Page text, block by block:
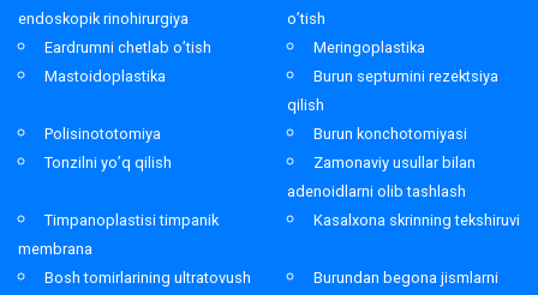
endoskopik rinohirurgiya
o’tish
Eardrumni chetlab o’tish
Meringoplastika
Mastoidoplastika
Burun septumini rezektsiya
qilish
Polisinototomiya
Burun konchotomiyasi
Tonzilni yo’q qilish
Zamonaviy usullar bilan
adenoidlarni olib tashlash
Timpanoplastisi timpanik
membrana
Kasalxona skrinning tekshiruvi
Bosh tomirlarining ultratovush
Burundan begona jismlarni